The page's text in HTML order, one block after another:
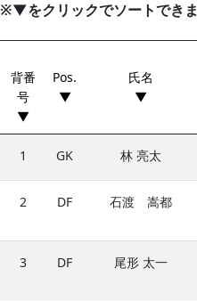
※▼をクリックでソートでき
背番
号
▼
Pos.
▼
氏名
▼
1 GK 林 亮太
2 DF 石渡 嵩都
3 DF 尾形 太一